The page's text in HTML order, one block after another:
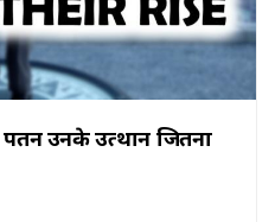
पतन उनके उत्थान जितना